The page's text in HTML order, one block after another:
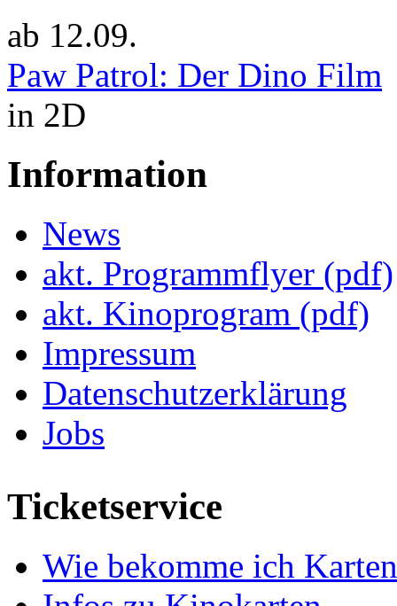
ab 12.09.
Paw Patrol: Der Dino Film
in 2D
Information
News
akt. Programmflyer (pdf)
akt. Kinoprogram (pdf)
Impressum
Datenschutzerklärung
Jobs
Ticketservice
Wie bekomme ich